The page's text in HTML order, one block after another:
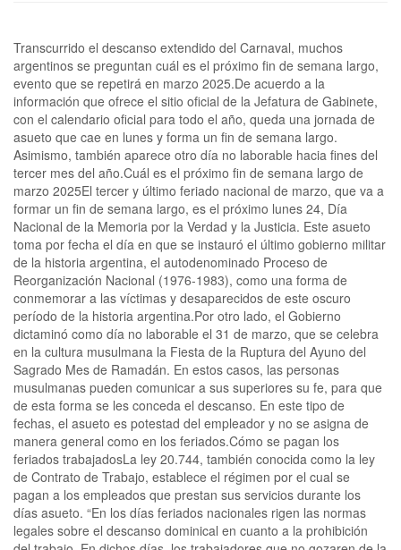
Transcurrido el descanso extendido del Carnaval, muchos
argentinos se preguntan cuál es el próximo fin de semana largo,
evento que se repetirá en marzo 2025.De acuerdo a la
información que ofrece el sitio oficial de la Jefatura de Gabinete,
con el calendario oficial para todo el año, queda una jornada de
asueto que cae en lunes y forma un fin de semana largo.
Asimismo, también aparece otro día no laborable hacia fines del
tercer mes del año.Cuál es el próximo fin de semana largo de
marzo 2025El tercer y último feriado nacional de marzo, que va a
formar un fin de semana largo, es el próximo lunes 24, Día
Nacional de la Memoria por la Verdad y la Justicia. Este asueto
toma por fecha el día en que se instauró el último gobierno militar
de la historia argentina, el autodenominado Proceso de
Reorganización Nacional (1976-1983), como una forma de
conmemorar a las víctimas y desaparecidos de este oscuro
período de la historia argentina.Por otro lado, el Gobierno
dictaminó como día no laborable el 31 de marzo, que se celebra
en la cultura musulmana la Fiesta de la Ruptura del Ayuno del
Sagrado Mes de Ramadán. En estos casos, las personas
musulmanas pueden comunicar a sus superiores su fe, para que
de esta forma se les conceda el descanso. En este tipo de
fechas, el asueto es potestad del empleador y no se asigna de
manera general como en los feriados.Cómo se pagan los
feriados trabajadosLa ley 20.744, también conocida como la ley
de Contrato de Trabajo, establece el régimen por el cual se
pagan a los empleados que prestan sus servicios durante los
días asueto. “En los días feriados nacionales rigen las normas
legales sobre el descanso dominical en cuanto a la prohibición